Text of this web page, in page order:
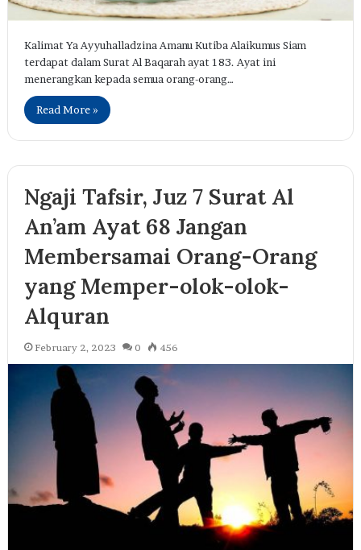
Kalimat Ya Ayyuhalladzina Amanu Kutiba Alaikumus Siam
terdapat dalam Surat Al Baqarah ayat 183. Ayat ini
menerangkan kepada semua orang-orang…
Read More »
Ngaji Tafsir, Juz 7 Surat Al
An’am Ayat 68 Jangan
Membersamai Orang-Orang
yang Memper-olok-olok-
Alquran
February 2, 2023 0 456